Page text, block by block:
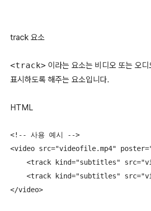
track 요소
<track> 이라는 요소는 비디오 또는 오
표시하도록 해주는 요소입니다.
HTML
<!-- 사용 예시 -->
<video src="videofile.mp4"
<track kind="subtitles"
<track kind="subtitles"
</video>